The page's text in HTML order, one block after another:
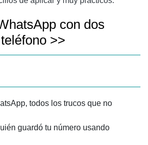
con dos
>>
todos los trucos que no
guardó tu número usando